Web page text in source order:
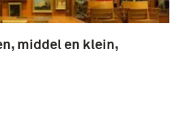
middel en klein,